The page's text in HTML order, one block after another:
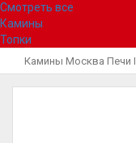
Смотреть все
Камины
Топки
Камины Москва Печи